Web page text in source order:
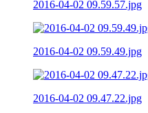
2016-04-02 09.59.57.jpg
2016-04-02 09.59.49.jpg
2016-04-02 09.47.22.jpg